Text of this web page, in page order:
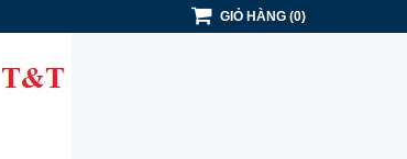
GIỎ HÀNG (0)